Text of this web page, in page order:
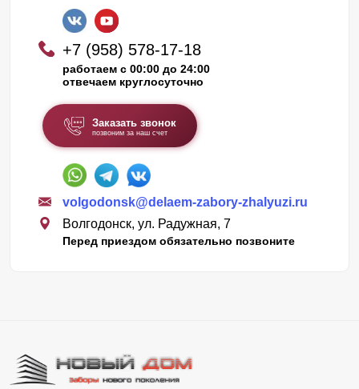
+7 (958) 578-17-18
работаем с 00:00 до 24:00
отвечаем круглосуточно
Заказать звонок
позвоним за наш счет
volgodonsk@delaem-zabory-zhalyuzi.ru
Волгодонск, ул. Радужная, 7
Перед приездом обязательно позвоните